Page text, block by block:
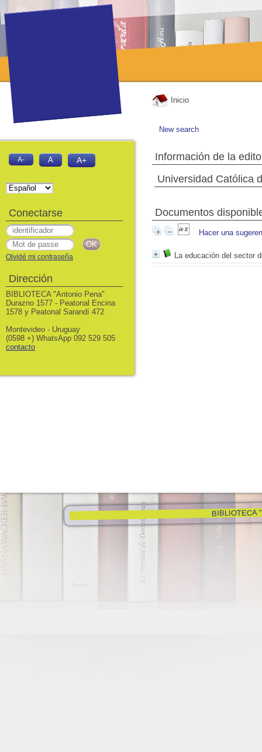
Inicio
New search
Información de la
Universidad Católica
Documentos
Hacer una
La educación del sector
BIBLIOTECA
A- A A+
Conectarse
Olvidé mi contraseña
Dirección
BIBLIOTECA "Antonio Pena"
Durazno 1577 - Peatonal Encina
1578 y Peatonal Sarandí 472
Montevideo - Uruguay
(0598 +) WhatsApp 092 529 505
contacto